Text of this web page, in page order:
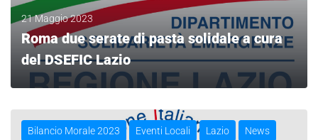
21 Maggio 2023
Roma due serate di pasta solidale a cura
del DSEFIC Lazio
LEGGI
Bilancio Morale 2023 Eventi Locali Lazio News